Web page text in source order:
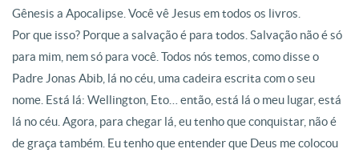
Gênesis a Apocalipse. Você vê Jesus em todos os livros
Por que isso? Porque a salvação é para todos . Salvação não é só
para mim, nem só para você. Todos nós temos, como disse o
Padre Jonas Abib, lá no céu, uma cadeira escrita com o seu
nome . Está lá: Wellington, Eto… então, está lá o meu lugar, está
lá no céu . Agora, para chegar lá, eu tenho que conquistar, não é
de graça também . Eu tenho que entender que Deus me colocou